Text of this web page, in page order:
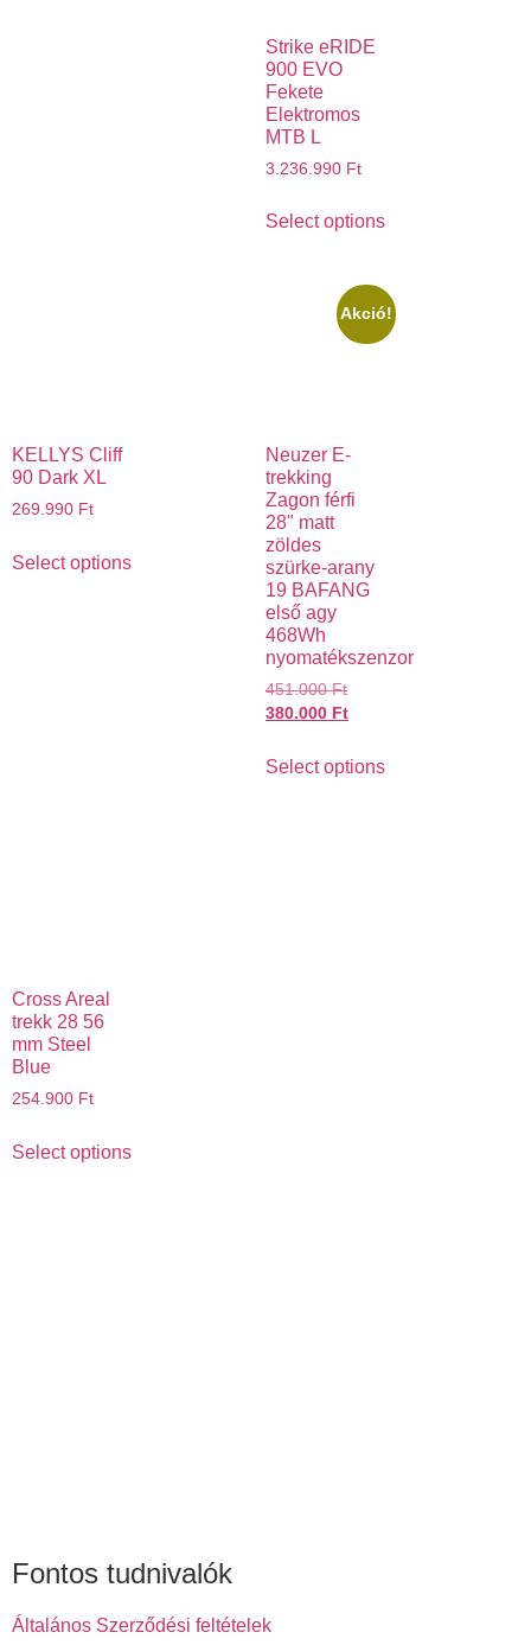
Strike eRIDE
900 EVO
Fekete
Elektromos
MTB L
3.236.990 Ft
Select options
KELLYS Cliff
90 Dark XL
269.990 Ft
Select options
Akció!
Neuzer E-
trekking
Zagon férfi
28" matt
zöldes
szürke-arany
19 BAFANG
első agy
468Wh
nyomatékszenzor
451.000Ft
380.000 Ft
Select options
Cross Areal
trekk 28 56
mm Steel
Blue
254.900 Ft
Select options
Fontos tudnivalók
Általános Szerződési feltételek